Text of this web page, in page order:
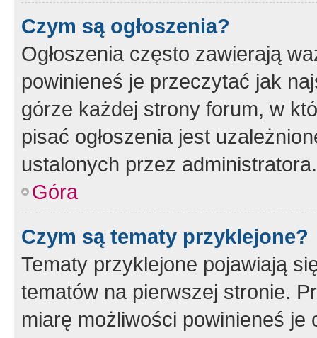
Czym są ogłoszenia?
Ogłoszenia często zawierają
powinieneś je przeczytać jak
górze każdej strony forum, w
pisać ogłoszenia jest
ustalonych przez administratora.
Góra
Czym są tematy przyklejone?
Tematy przyklejone pojawiają
tematów na pierwszej stronie.
miarę możliwości powinieneś je